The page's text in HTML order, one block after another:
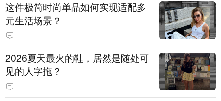
这件极简时尚单品如何实现适配多
元生活场景？
2026夏天最火的鞋，居然是随处可
见的人字拖？